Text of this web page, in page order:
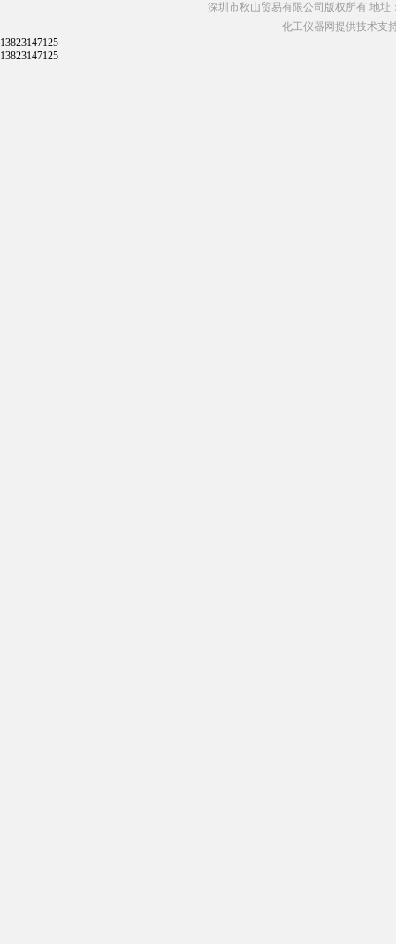
深圳市秋山贸易有限公司版权所有 地址
化工仪器网提供技术支
13823147125
13823147125